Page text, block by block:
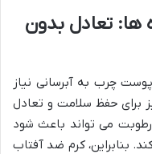
ها: تعادل بدون
چرب به آبرسانی نیاز
برای حفظ سلامت و تعادل
رطوبت می تواند باعث شود
بنابراین، کرم ضد آفتاب